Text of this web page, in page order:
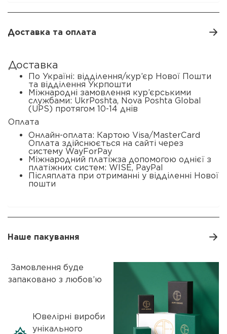
Доставка та оплата
Доставка
По Україні: відділення/кур’єр Нової Пошти
та відділення Укрпошти
Міжнародні замовлення кур’єрськими
службами: UkrPoshta, Nova Poshta Global
(UPS) протягом 10-14 днів
Оплата
Онлайн-оплата: Картою Visa/MasterCard
Оплата здійснюється на сайті через
систему WayForPay
Міжнародний платіжза допомогою однієї з
платіжних систем: WISE, PayPal
Післяплата при отриманні у відділенні Нової
пошти
Наше пакування
Замовлення буде
запаковано з любов’ю
Ювелірні вироби
унікального